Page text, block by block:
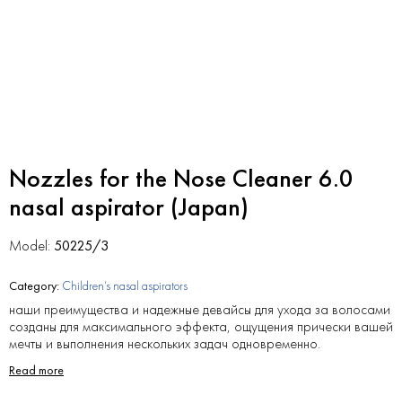
Nozzles for the Nose Cleaner 6.0
nasal aspirator (Japan)
Model: 50225/3
Category: Children’s nasal aspirators
наши преимущества и надежные девайсы для ухода за волосами
созданы для максимального эффекта, ощущения прически вашей
мечты и выполнения нескольких задач одновременно.
Read more